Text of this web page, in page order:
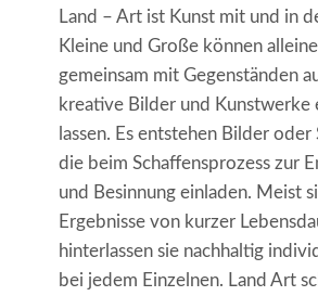
Land – Art ist Kunst mit und in
Kleine und Große können
gemeinsam mit Gegenständen
kreative Bilder und Kunstwerke
lassen. Es entstehen Bilder
die beim Schaffensprozess zur
und Besinnung einladen. Meist
Ergebnisse von kurzer
hinterlassen sie nachhaltig
bei jedem Einzelnen. Land Art